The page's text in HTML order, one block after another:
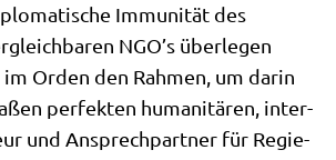
Immu­ni­tät des
NGO’s über­le­gen
im Orden den Rah­men, um dar­in
per­fek­ten huma­ni­tä­ren, inter­
und Ansprech­part­ner für Regie­